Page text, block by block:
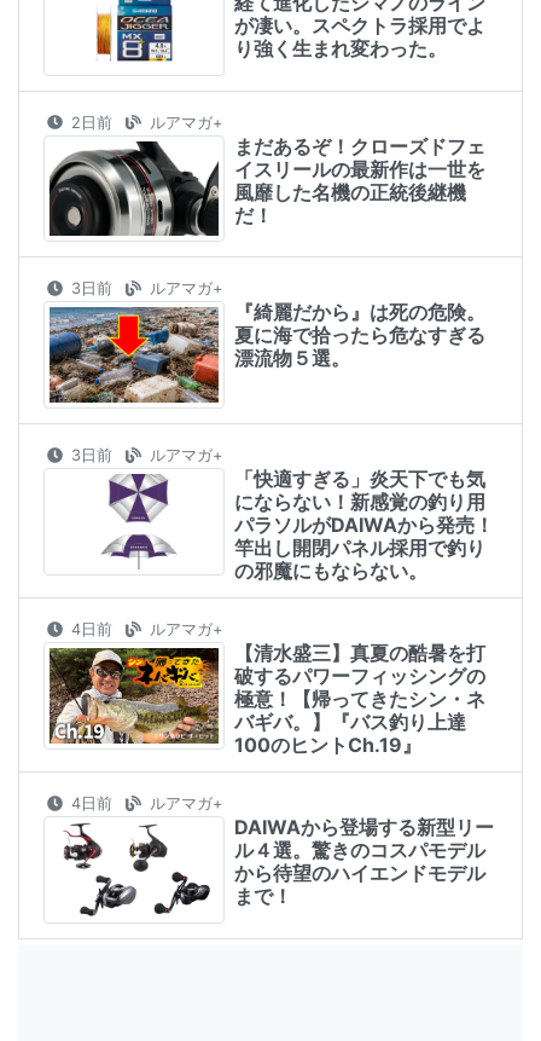
が凄い。スペクトラ採用でよ
り強く生まれ変わった。
2日前 ルアマガ+
まだあるぞ！クローズドフェ
イスリールの最新作は一世を
風靡した名機の正統後継機
だ！
3日前 ルアマガ+
『綺麗だから』は死の危険。
夏に海で拾ったら危なすぎる
漂流物５選。
3日前 ルアマガ+
「快適すぎる」炎天下でも気
にならない！新感覚の釣り用
パラソルがDAIWAから発売！
竿出し開閉パネル採用で釣り
の邪魔にもならない。
4日前 ルアマガ+
【清水盛三】真夏の酷暑を打
破するパワーフィッシングの
極意！【帰ってきたシン・ネ
バギバ。】『バス釣り上達
100のヒントCh.19』
4日前 ルアマガ+
DAIWAから登場する新型リー
ル４選。驚きのコスパモデル
から待望のハイエンドモデル
まで！